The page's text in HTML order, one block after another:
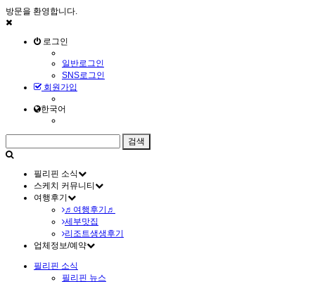
방문을 환영합니다.
로그인
일반로그인
SNS로그인
회원가입
한국어
필리핀 소식
스케치 커뮤니티
여행후기
♬여행후기♬
세부맛집
리조트생생후기
업체정보/예약
필리핀 소식
필리핀 뉴스